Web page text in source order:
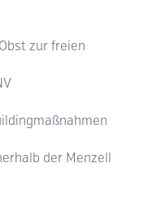
zur freien
der Menzell